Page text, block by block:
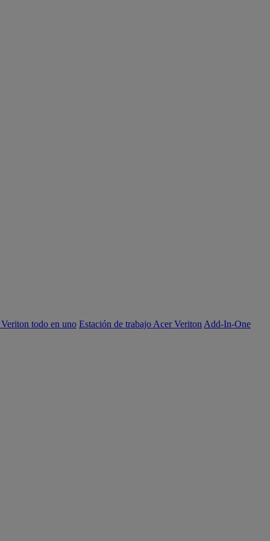
todo en uno Estación de trabajo Acer Veriton Add-In-One